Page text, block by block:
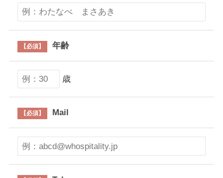
【必須】 年齢
歳
【必須】 Mail